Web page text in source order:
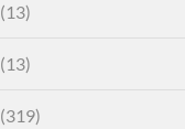
(13)
(13)
(319)